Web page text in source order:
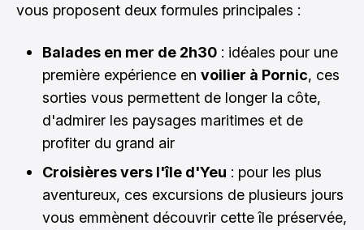
vous proposent deux formules principales :
Balades en mer de 2h30 : idéales pour une
première expérience en voilier à Pornic, ces
sorties vous permettent de longer la côte,
d'admirer les paysages maritimes et de
profiter du grand air
Croisières vers l'île d'Yeu : pour les plus
aventureux, ces excursions de plusieurs jours
vous emmènent découvrir cette île préservée,